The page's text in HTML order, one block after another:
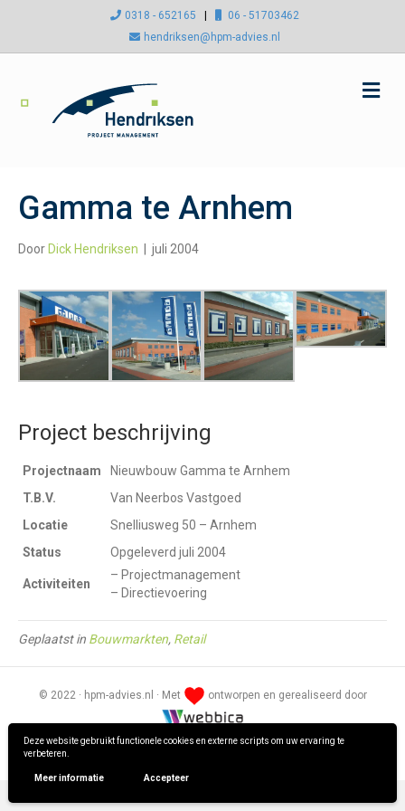
Deze website gebruikt functionele cookies en externe scripts om uw ervaring te
verbeteren.
Meer informatie Accepteer
0318 - 652165
06 - 51703462
hendriksen@hpm-advies.nl
M
e
Gamma te Arnhem
Door Dick Hendriksen juli 2004
Project beschrijving
Projectnaam
Nieuwbouw Gamma te Arnhem
T.B.V.
Van Neerbos Vastgoed
Locatie
Snelliusweg 50 – Arnhem
Status
Opgeleverd juli 2004
Activiteiten
– Projectmanagement
– Directievoering
Geplaatst in Bouwmarkten, Retail
© 2022 · hpm-advies.nl · Met ontworpen en gerealiseerd door